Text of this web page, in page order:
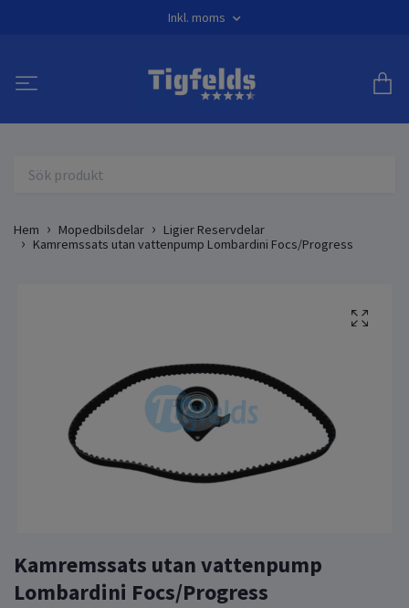
Inkl. moms
Hem Mopedbilsdelar
Ligier Reservdelar
Kamremssats utan vattenpump Lombardini Focs/Progress
Kamremssats utan vattenpump
Lombardini Focs/Progress